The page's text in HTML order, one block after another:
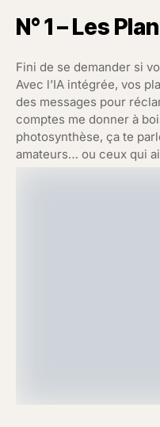
N° 1 – Les
Fini de se demander si
Avec l’IA intégrée, vos
des messages pour
comptes me donner à
photosynthèse, ça te
amateurs… ou ceux qui